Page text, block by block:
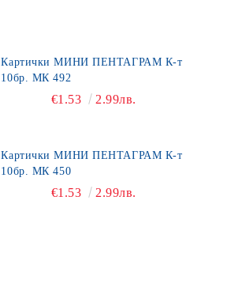
Картички МИНИ ПЕНТАГРАМ К-т
10бр. МК 492
€1.53 2.99лв.
Картички МИНИ ПЕНТАГРАМ К-т
10бр. МК 450
€1.53 2.99лв.